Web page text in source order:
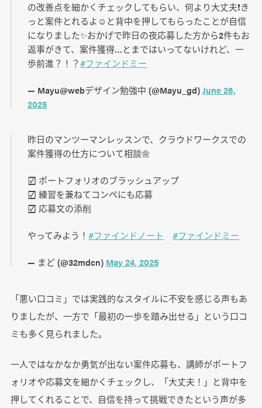
の改善点を細かくチェックしてもらい、何より大丈夫❗️き
っと案件とれるよ☺️と背中を押してもらったことが自信
になりました✨おかげで昨日の夜応募した方から2件もお
返事がきて、案件獲得…とまではいってないけれど、一
歩前進？！？#ファインドミー
— Mayu@webデザイン勉強中 (@Mayu_gd)June 26,
2025
昨日のマンツーマンレッスンで、クラウドワークスでの
案件獲得の仕方について相談🌼
☑︎ ポートフォリオのブラッシュアップ
☑︎ 練習を兼ねてコンペにも応募
☑︎ 応募文の添削
やってみよう！#ファインドノート #ファインドミー
— まど (@32mdcn) May 24, 2025
「悪い口コミ」では実践的なスタイルに不安を感じる声もあ
りましたが、一方で「最初の一歩を踏み出せる」という口コ
ミも多く見られました。
一人ではなかなか勇気が出ない案件応募も、講師がポートフ
ォリオや応募文を細かくチェックし、「大丈夫！」と背中を
押してくれることで、自信を持って挑戦できたという声が多